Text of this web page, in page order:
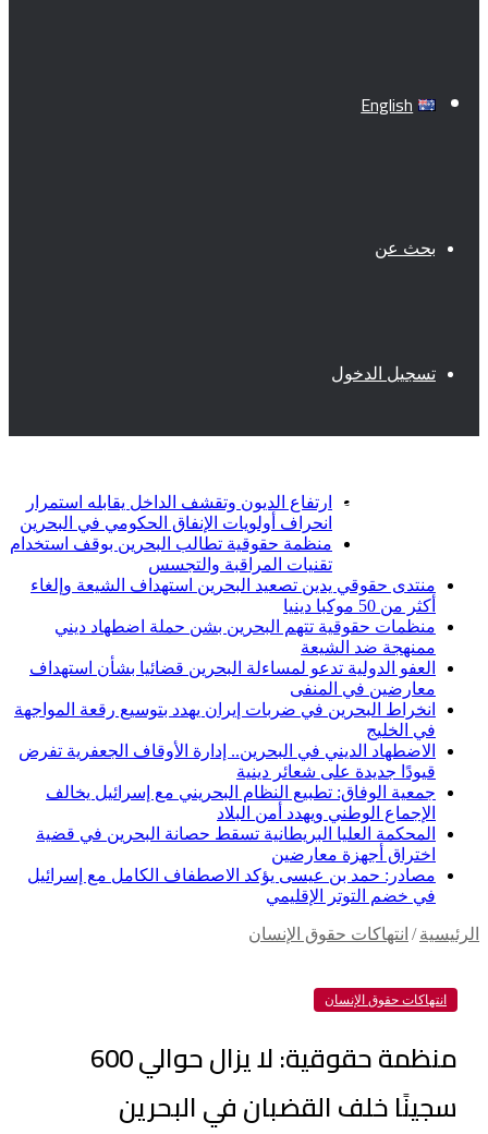
English
بحث عن
تسجيل الدخول
فيسبوك
ارتفاع الديون وتقشف الداخل يقابله استمرار
انحراف أولويات الإنفاق الحكومي في البحرين
منظمة حقوقية تطالب البحرين بوقف استخدام
تقنيات المراقبة والتجسس
منتدى حقوقي يدين تصعيد البحرين استهداف الشيعة وإلغاء
أكثر من 50 موكبا دينيا
منظمات حقوقية تتهم البحرين بشن حملة اضطهاد ديني
ممنهجة ضد الشيعة
العفو الدولية تدعو لمساءلة البحرين قضائيا بشأن استهداف
معارضين في المنفى
انخراط البحرين في ضربات إيران يهدد بتوسيع رقعة المواجهة
في الخليج
الاضطهاد الديني في البحرين.. إدارة الأوقاف الجعفرية تفرض
قيودًا جديدة على شعائر دينية
جمعية الوفاق: تطبيع النظام البحريني مع إسرائيل يخالف
الإجماع الوطني ويهدد أمن البلاد
المحكمة العليا البريطانية تسقط حصانة البحرين في قضية
اختراق أجهزة معارضين
مصادر: حمد بن عيسى يؤكد الاصطفاف الكامل مع إسرائيل
في خضم التوتر الإقليمي
الرئيسية /انتهاكات حقوق الإنسان
انتهاكات حقوق الإنسان
منظمة حقوقية: لا يزال حوالي 600
سجينًا خلف القضبان في البحرين